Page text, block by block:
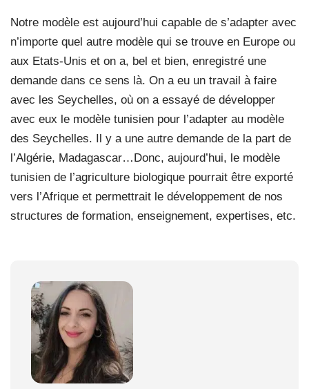
Notre modèle est aujourd’hui capable de s’adapter avec
n’importe quel autre modèle qui se trouve en Europe ou
aux Etats-Unis et on a, bel et bien, enregistré une
demande dans ce sens là. On a eu un travail à faire
avec les Seychelles, où on a essayé de développer
avec eux le modèle tunisien pour l’adapter au modèle
des Seychelles. Il y a une autre demande de la part de
l’Algérie, Madagascar…Donc, aujourd’hui, le modèle
tunisien de l’agriculture biologique pourrait être exporté
vers l’Afrique et permettrait le développement de nos
structures de formation, enseignement, expertises, etc.